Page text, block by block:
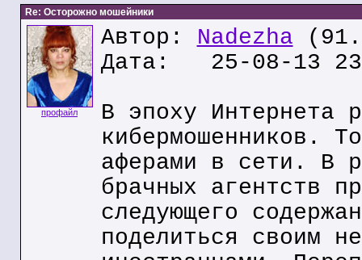
Re: Осторожно мошейники
профайл
Автор: Nadezha
Дата: 25-08-13
В эпоху Интернета
кибермошенников.
аферами в сети. В
брачных агентств
следующего
поделиться своим